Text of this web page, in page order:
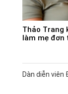
Thảo Trang
làm mẹ đơn
Dàn diễn viên